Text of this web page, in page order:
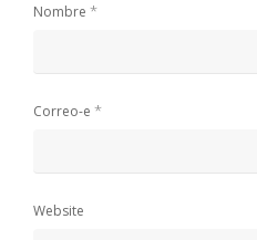
Nombre *
Correo-e *
Website